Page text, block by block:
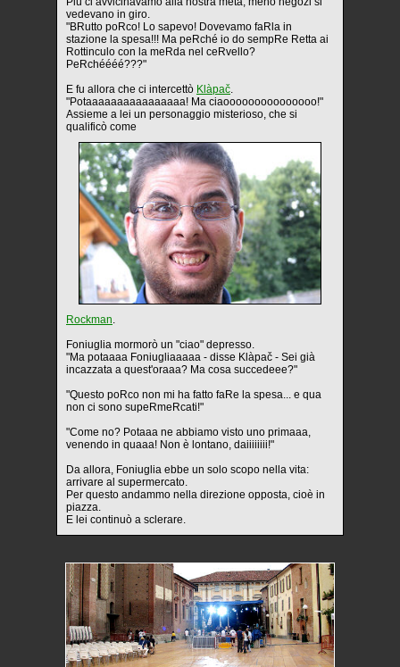
vedevano in giro.
"BRutto poRco! Lo sapevo! Dovevamo faRla in
stazione la spesa!!! Ma peRché io do sempRe Retta ai
Rottinculo con la meRda nel ceRvello?
PeRchéééé???"
E fu allora che ci intercettò Klàpač.
"Potaaaaaaaaaaaaaaaa! Ma ciaooooooooooooooo!"
Assieme a lei un personaggio misterioso, che si
qualificò come
Rockman.
Foniuglia mormorò un "ciao" depresso.
"Ma potaaaa Foniugliaaaaa - disse Klàpač - Sei già
incazzata a quest'oraaa? Ma cosa succedeee?"
"Questo poRco non mi ha fatto faRe la spesa... e qua
non ci sono supeRmeRcati!"
"Come no? Potaaa ne abbiamo visto uno primaaa,
venendo in quaaa! Non è lontano, daiiiiiiii!"
Da allora, Foniuglia ebbe un solo scopo nella vita:
arrivare al supermercato.
Per questo andammo nella direzione opposta, cioè in
piazza.
E lei continuò a sclerare.